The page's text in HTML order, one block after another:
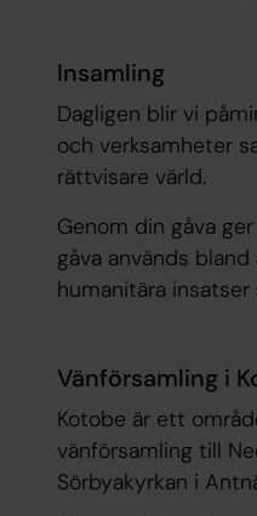
Insamling
Dagligen blir vi
och verksamheter
rättvisare värld.
Genom din gåva
gåva används
humanitära
Vänförsamling i
Kotobe är ett
vänförsamling till
Sörbyakyrkan i